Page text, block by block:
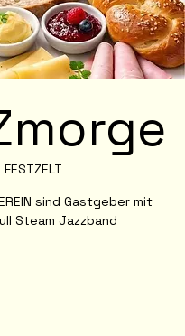
FESTZELT
sind Gastgeber mit
Steam Jazzband